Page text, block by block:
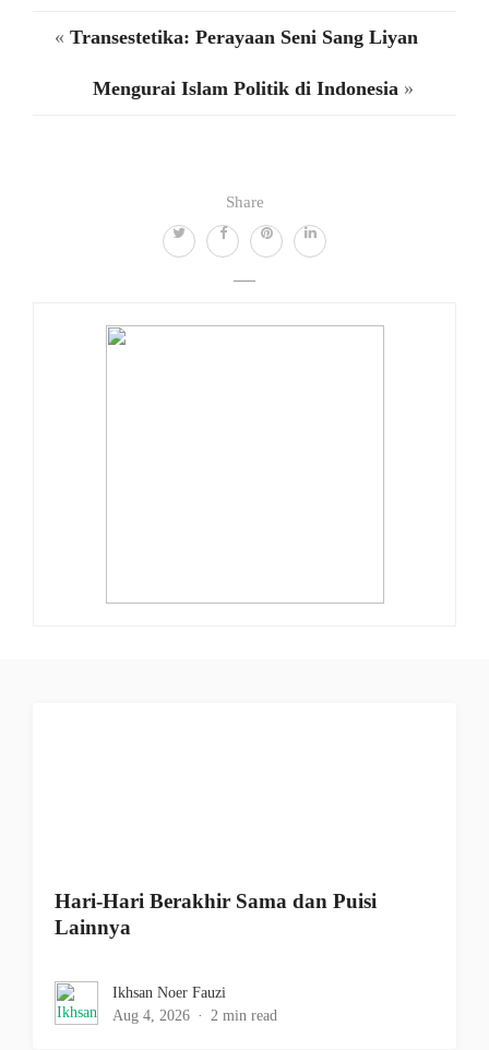
Share
« Transestetika: Perayaan Seni Sang Liyan
Mengurai Islam Politik di Indonesia »
Hari-Hari Berakhir Sama dan Puisi
Lainnya
Ikhsan Noer Fauzi
Aug 4, 2026
2 min read